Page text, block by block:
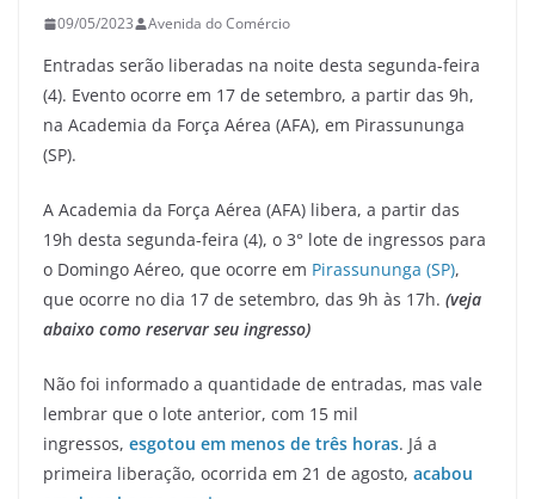
09/05/2023 Avenida do Comércio
Entradas serão liberadas na noite desta segunda-feira
(4). Evento ocorre em 17 de setembro, a partir das 9h,
na Academia da Força Aérea (AFA), em Pirassununga
(SP).
A Academia da Força Aérea (AFA) libera, a partir das
19h desta segunda-feira (4), o 3° lote de ingressos para
o Domingo Aéreo, que ocorre em Pirassununga (SP),
que ocorre no dia 17 de setembro, das 9h às 17h. (veja
abaixo como reservar seu ingresso)
Não foi informado a quantidade de entradas, mas vale
lembrar que o lote anterior, com 15 mil
ingressos, esgotou em menos de três horas. Já a
primeira liberação, ocorrida em 21 de agosto, acabou